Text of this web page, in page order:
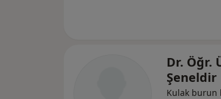
Dr. Öğr.
Şeneldir
Kulak burun